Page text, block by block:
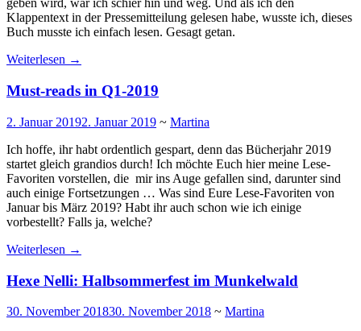
geben wird, war ich schier hin und weg. Und als ich den
Klappentext in der Pressemitteilung gelesen habe, wusste ich, dieses
Buch musste ich einfach lesen. Gesagt getan.
Weiterlesen →
Must-reads in Q1-2019
2. Januar 20192. Januar 2019 ~ Martina
Ich hoffe, ihr habt ordentlich gespart, denn das Bücherjahr 2019
startet gleich grandios durch! Ich möchte Euch hier meine Lese-
Favoriten vorstellen, die mir ins Auge gefallen sind, darunter sind
auch einige Fortsetzungen … Was sind Eure Lese-Favoriten von
Januar bis März 2019? Habt ihr auch schon wie ich einige
vorbestellt? Falls ja, welche?
Weiterlesen →
Hexe Nelli: Halbsommerfest im Munkelwald
30. November 201830. November 2018 ~ Martina